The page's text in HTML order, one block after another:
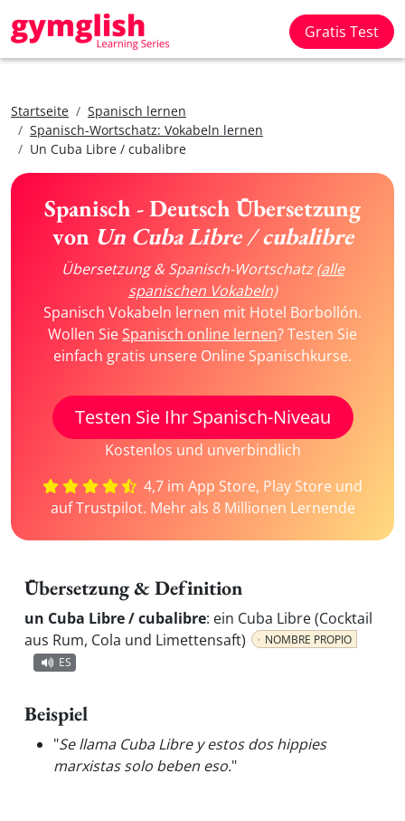
Gratis Test
Startseite
Spanisch lernen
Spanisch-Wortschatz: Vokabeln lernen
Un Cuba Libre / cubalibre
Spanisch - Deutsch Übersetzung
von Un Cuba Libre / cubalibre
Übersetzung & Spanisch-Wortschatz(alle
spanischen Vokabeln)
Spanisch Vokabeln lernen mit Hotel Borbollón.
Wollen SieSpanisch online lernen? Testen Sie
einfach gratis unsere Online Spanischkurse.
Testen Sie Ihr Spanisch-Niveau
Kostenlos und unverbindlich
4,7 im App Store, Play Store und
auf Trustpilot. Mehr als 8 Millionen Lernende
Übersetzung & Definition
un Cuba Libre / cubalibre: ein Cuba Libre (Cocktail
aus Rum, Cola und Limettensaft)
NOMBRE PROPIO
ES
Beispiel
"Se llama Cuba Libre y estos dos hippies
marxistas solo beben eso."